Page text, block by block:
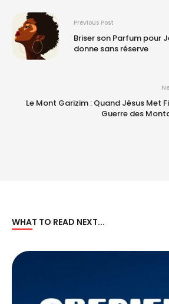
Previous Post
Briser son Parfum pour
donne sans réserve
Le Mont Garizim : Quand Jésus Met
Guerre des
WHAT TO READ NEXT...